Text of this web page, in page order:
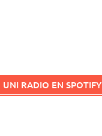
UNI RADIO EN SPOTIFY